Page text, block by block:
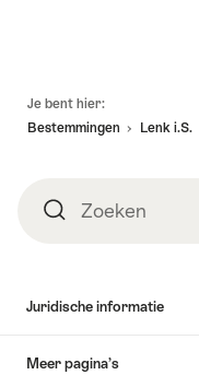
Je bent hier:
Bestemmingen
Lenk i.S.
ZoekenZoeken
Juridische informatie
Meer pagina’s